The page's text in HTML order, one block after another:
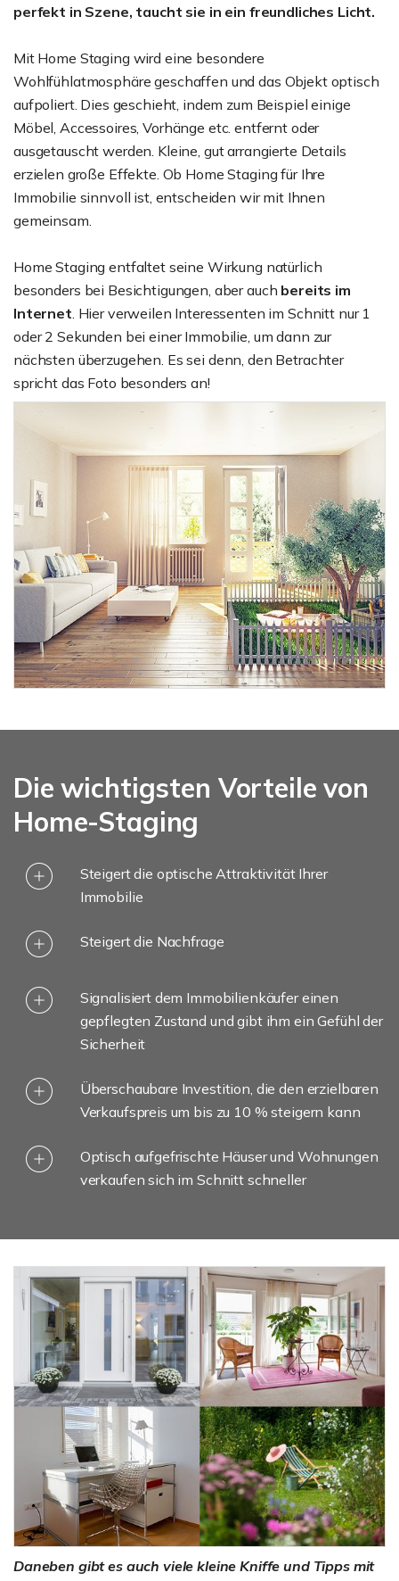
perfekt in Szene, taucht sie in ein freundliches Licht.
Mit Home Staging wird eine besondere
Wohlfühlatmosphäre geschaffen und das Objekt optisch
aufpoliert. Dies geschieht, indem zum Beispiel einige
Möbel, Accessoires, Vorhänge etc. entfernt oder
ausgetauscht werden. Kleine, gut arrangierte Details
erzielen große Effekte. Ob Home Staging für Ihre
Immobilie sinnvoll ist, entscheiden wir mit Ihnen
gemeinsam.
Home Staging entfaltet seine Wirkung natürlich
besonders bei Besichtigungen, aber auch bereits im
Internet. Hier verweilen Interessenten im Schnitt nur 1
oder 2 Sekunden bei einer Immobilie, um dann zur
nächsten überzugehen. Es sei denn, den Betrachter
spricht das Foto besonders an!
Die wichtigsten Vorteile von
Home-Staging
Steigert die optische Attraktivität Ihrer
Immobilie
Steigert die Nachfrage
Signalisiert dem Immobilienkäufer einen
gepflegten Zustand und gibt ihm ein Gefühl der
Sicherheit
Überschaubare Investition, die den erzielbaren
Verkaufspreis um bis zu 10 % steigern kann
Optisch aufgefrischte Häuser und Wohnungen
verkaufen sich im Schnitt schneller
Daneben gibt es auch viele kleine Kniffe und Tipps mit